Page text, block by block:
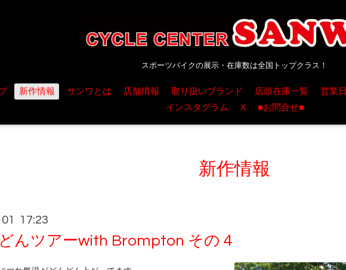
スポーツバイクの展示・在庫数は全国トップクラス！
新作情報 サンワとは 店舗情報 取り扱いブランド 店頭在庫一覧 営業日
インスタグラム
X ■お問合せ■
新作情報
01 17:23
んツアーwith Brompton その４